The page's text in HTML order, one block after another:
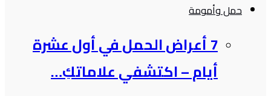
حمل وأمومة
7 أعراض الحمل في أول عشرة
أيام – اكتشفي علاماتكِ…